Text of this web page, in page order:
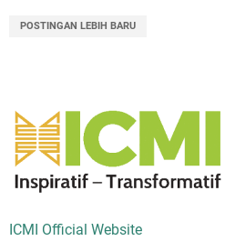
POSTINGAN LEBIH BARU
ICMI Official Website